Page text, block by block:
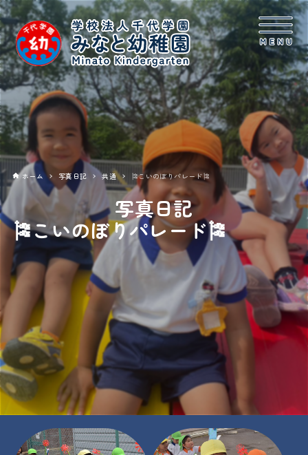
写真日記
ホーム 写真日記 共通 🎏こいのぼりパレード🎏
🎏こいのぼりパレード🎏
2025年05月02日 共通
みなと幼稚園のみんなで「🎏こいのぼりパレード🎏」を行いま
した😆
自分たちの矢車をもって幼稚園から駅前通りを歩いて行きます
🌟🌟
ことり組（年少児）のみんなもお兄さん、お姉さんと手をつな
いで最後まで歩くことができました❗❗